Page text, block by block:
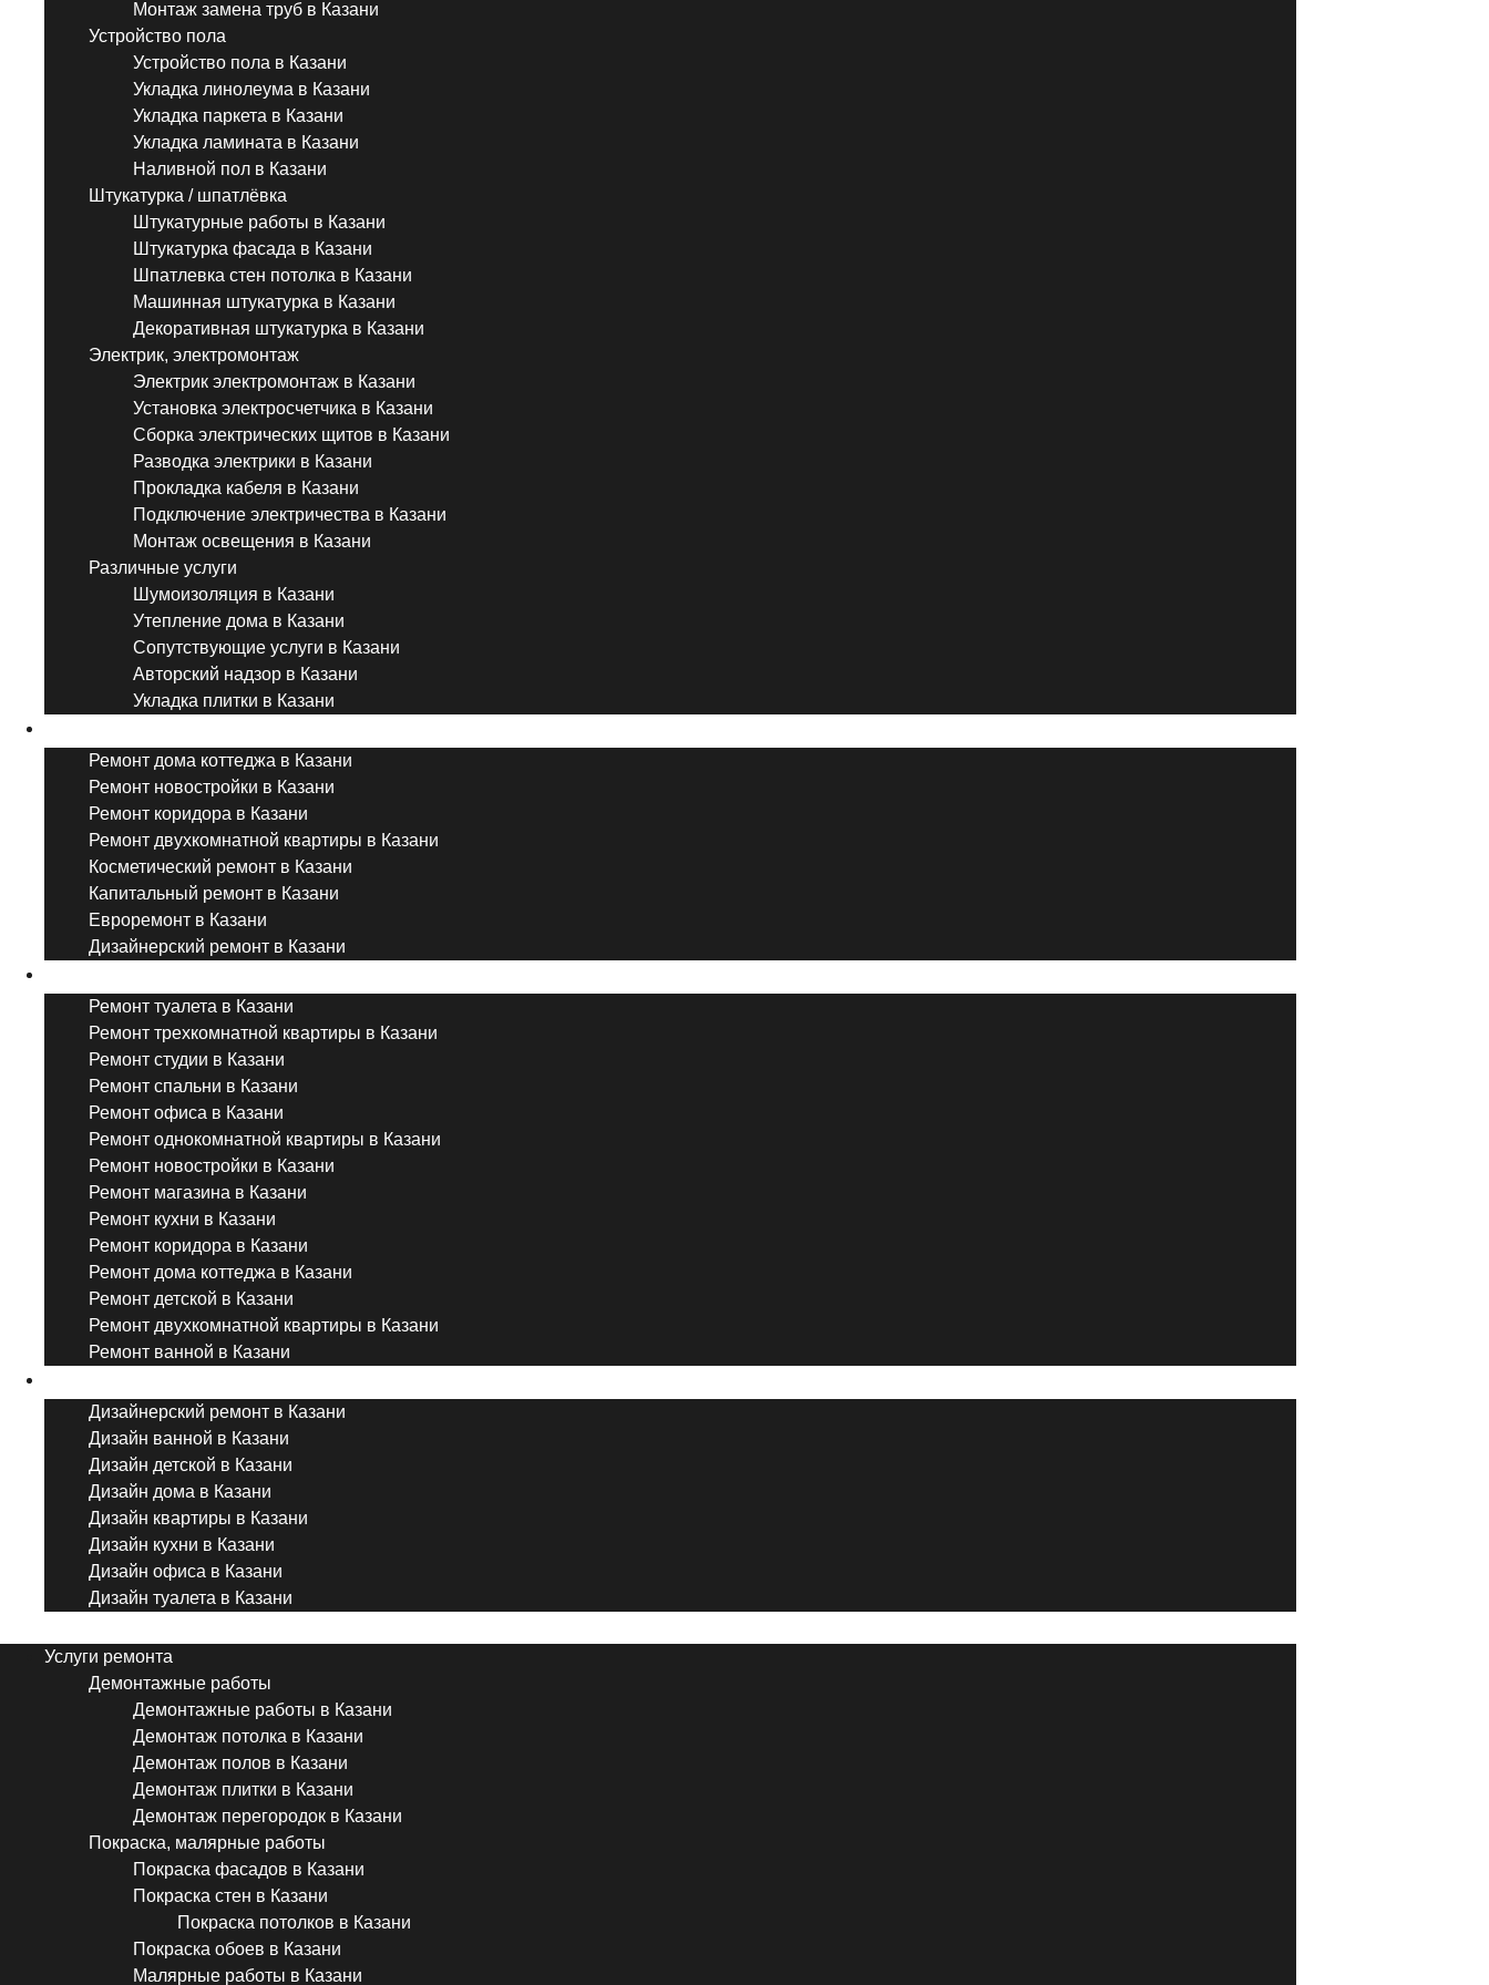
Монтаж замена труб в Казани
Устройство пола
Устройство пола в Казани
Укладка линолеума в Казани
Укладка паркета в Казани
Укладка ламината в Казани
Наливной пол в Казани
Штукатурка / шпатлёвка
Штукатурные работы в Казани
Штукатурка фасада в Казани
Шпатлевка стен потолка в Казани
Машинная штукатурка в Казани
Декоративная штукатурка в Казани
Электрик, электромонтаж
Электрик электромонтаж в Казани
Установка электросчетчика в Казани
Сборка электрических щитов в Казани
Разводка электрики в Казани
Прокладка кабеля в Казани
Подключение электричества в Казани
Монтаж освещения в Казани
Различные услуги
Шумоизоляция в Казани
Утепление дома в Казани
Сопутствующие услуги в Казани
Авторский надзор в Казани
Укладка плитки в Казани
Ремонт дома коттеджа в Казани
Ремонт новостройки в Казани
Ремонт коридора в Казани
Ремонт двухкомнатной квартиры в Казани
Косметический ремонт в Казани
Капитальный ремонт в Казани
Евроремонт в Казани
Дизайнерский ремонт в Казани
Ремонт туалета в Казани
Ремонт трехкомнатной квартиры в Казани
Ремонт студии в Казани
Ремонт спальни в Казани
Ремонт офиса в Казани
Ремонт однокомнатной квартиры в Казани
Ремонт новостройки в Казани
Ремонт магазина в Казани
Ремонт кухни в Казани
Ремонт коридора в Казани
Ремонт дома коттеджа в Казани
Ремонт детской в Казани
Ремонт двухкомнатной квартиры в Казани
Ремонт ванной в Казани
Дизайнерский ремонт в Казани
Дизайн ванной в Казани
Дизайн детской в Казани
Дизайн дома в Казани
Дизайн квартиры в Казани
Дизайн кухни в Казани
Дизайн офиса в Казани
Дизайн туалета в Казани
Услуги ремонта
Демонтажные работы
Демонтажные работы в Казани
Демонтаж потолка в Казани
Демонтаж полов в Казани
Демонтаж плитки в Казани
Демонтаж перегородок в Казани
Покраска, малярные работы
Покраска фасадов в Казани
Покраска стен в Казани
Покраска потолков в Казани
Покраска обоев в Казани
Малярные работы в Казани